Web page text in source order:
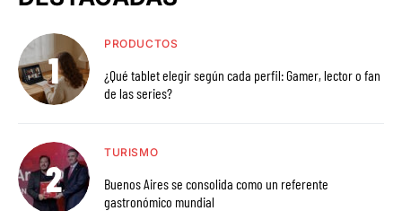
PRODUCTOS
¿Qué tablet elegir según cada perfil: Gamer, lector o fan
de las series?
TURISMO
Buenos Aires se consolida como un referente
gastronómico mundial